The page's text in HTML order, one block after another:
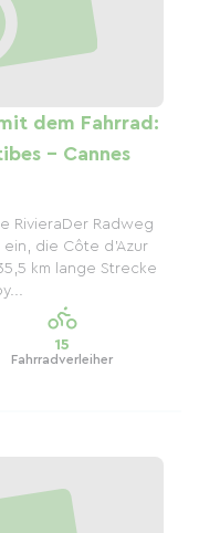
dem Fahrrad:
– Cannes
RivieraDer Radweg
die Côte d’Azur
km lange Strecke
15
Fahrradverleiher